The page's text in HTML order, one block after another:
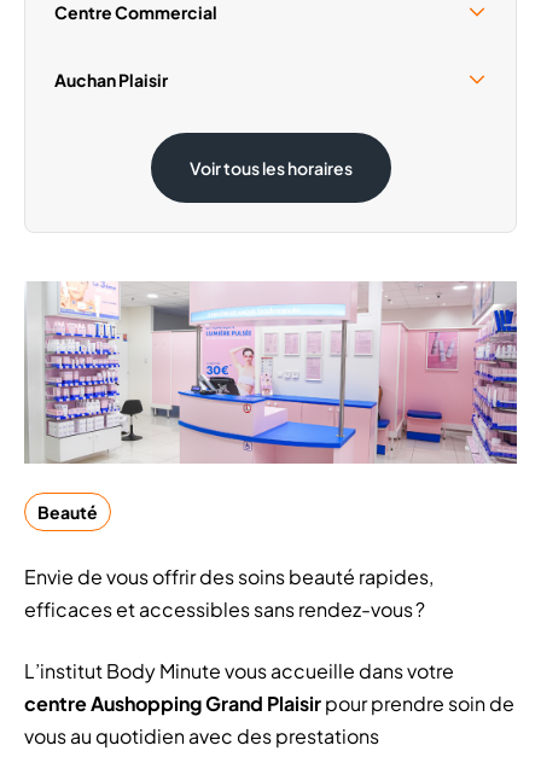
Centre Commercial
Samedi 15 Août
Auchan Plaisir
Samedi 15 Août
08:30 - 20:00
Dimanche 1 Novembre
08:30 - 12:30
Voir tous les horaires
Beauté
Envie de vous offrir des soins beauté rapides,
efficaces et accessibles sans rendez-vous ?
L’institut Body Minute vous accueille dans votre
centre Aushopping Grand Plaisirpour prendre soin de
vous au quotidien avec des prestations